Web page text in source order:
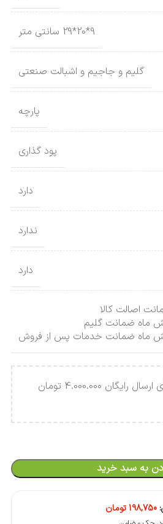
9*20*29 سانتی متر
گلیم و جاجیم و اشبالت صنعتی
پارچه
پود گذاری
دارد
ندارد
دارد
اصالت کالا
ماه ضمانت گلیم
ماه ضمانت خدمات پس از فروش
حداقل میزان خرید برای ارسال رایگان 4.000.000 تومان
به سبد خرید
198,750تومان